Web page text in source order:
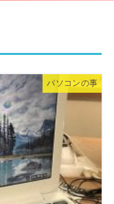
パソコンの事